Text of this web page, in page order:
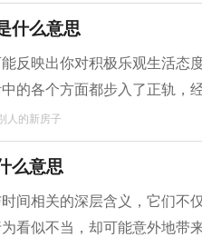
什么意思
反映出你对积极乐观生活态
的各个方面都步入了正轨，
人的新房子
么意思
间相关的深层含义，它们不
看似不当，却可能意外地带